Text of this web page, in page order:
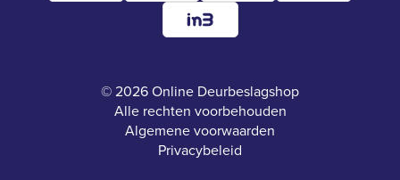
© 2026 Online Deurbeslagshop
Alle rechten voorbehouden
Algemene voorwaarden
Privacybeleid